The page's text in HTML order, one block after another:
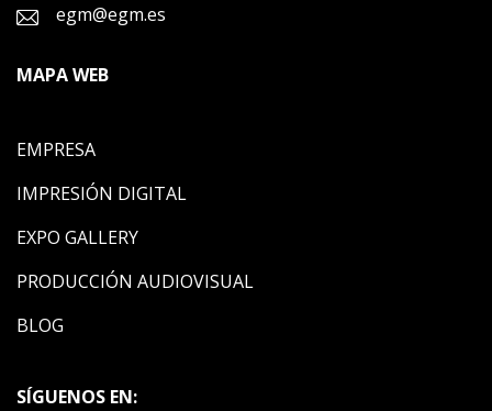
egm@egm.es
MAPA WEB
EMPRESA
IMPRESIÓN DIGITAL
EXPO GALLERY
PRODUCCIÓN AUDIOVISUAL
BLOG
SÍGUENOS EN: